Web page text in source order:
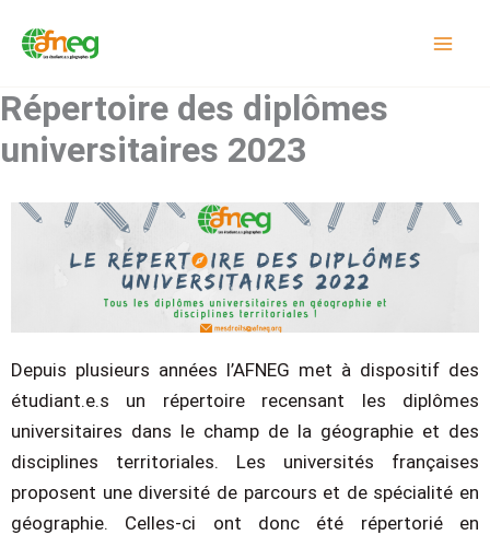
Répertoire des diplômes
universitaires 2023
Depuis plusieurs années l’AFNEG met à dispositif des
étudiant.e.s un répertoire recensant les diplômes
universitaires dans le champ de la géographie et des
disciplines territoriales. Les universités françaises
proposent une diversité de parcours et de spécialité en
géographie. Celles-ci ont donc été répertorié en